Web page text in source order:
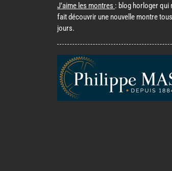
J’aime les montres : blog horloger qui
fait découvrir une nouvelle montre
jours.